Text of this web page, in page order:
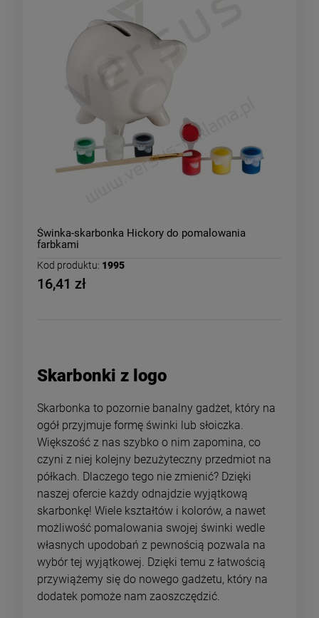
Świnka-skarbonka Hickory do pomalowania
farbkami
Kod produktu: 1995
16,41 zł
Skarbonki z logo
Skarbonka to pozornie banalny gadżet, który na
ogół przyjmuje formę świnki lub słoiczka.
Większość z nas szybko o nim zapomina, co
czyni z niej kolejny bezużyteczny przedmiot na
półkach. Dlaczego tego nie zmienić? Dzięki
naszej ofercie każdy odnajdzie wyjątkową
skarbonkę! Wiele kształtów i kolorów, a nawet
możliwość pomalowania swojej świnki wedle
własnych upodobań z pewnością pozwala na
wybór tej wyjątkowej. Dzięki temu z łatwością
przywiążemy się do nowego gadżetu, który na
dodatek pomoże nam zaoszczędzić.